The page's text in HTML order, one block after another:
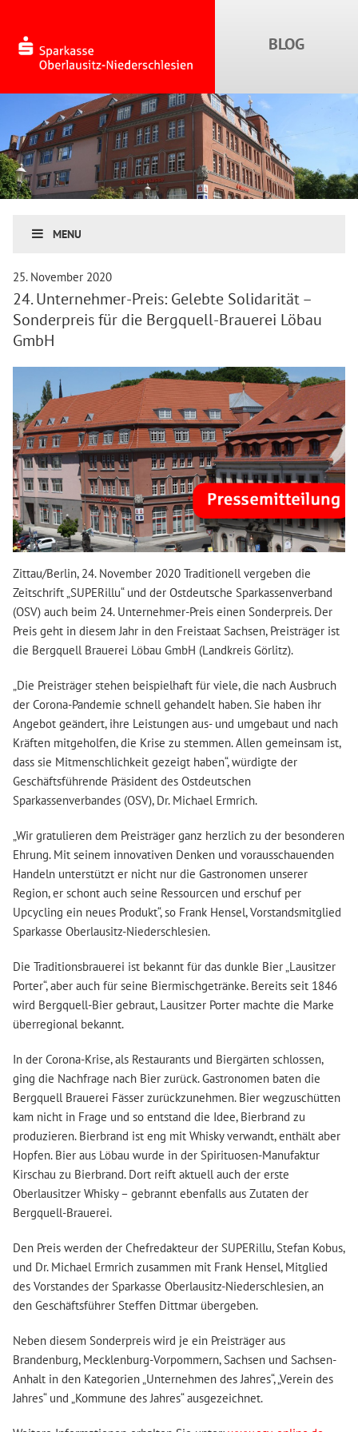
MENU
25. November 2020
24. Unternehmer-Preis: Gelebte Solidarität –
Sonderpreis für die Bergquell-Brauerei Löbau
GmbH
Zittau/Berlin, 24. November 2020 Traditionell vergeben die
Zeitschrift „SUPERillu“ und der Ostdeutsche Sparkassenverband
(OSV) auch beim 24. Unternehmer-Preis einen Sonderpreis. Der
Preis geht in diesem Jahr in den Freistaat Sachsen, Preisträger ist
die Bergquell Brauerei Löbau GmbH (Landkreis Görlitz).
„Die Preisträger stehen beispielhaft für viele, die nach Ausbruch
der Corona-Pandemie schnell gehandelt haben. Sie haben ihr
Angebot geändert, ihre Leistungen aus- und umgebaut und nach
Kräften mitgeholfen, die Krise zu stemmen. Allen gemeinsam ist,
dass sie Mitmenschlichkeit gezeigt haben“, würdigte der
Geschäftsführende Präsident des Ostdeutschen
Sparkassenverbandes (OSV), Dr. Michael Ermrich.
„Wir gratulieren dem Preisträger ganz herzlich zu der besonderen
Ehrung. Mit seinem innovativen Denken und vorausschauenden
Handeln unterstützt er nicht nur die Gastronomen unserer
Region, er schont auch seine Ressourcen und erschuf per
Upcycling ein neues Produkt“, so Frank Hensel, Vorstandsmitglied
Sparkasse Oberlausitz-Niederschlesien.
Die Traditionsbrauerei ist bekannt für das dunkle Bier „Lausitzer
Porter“, aber auch für seine Biermischgetränke. Bereits seit 1846
wird Bergquell-Bier gebraut, Lausitzer Porter machte die Marke
überregional bekannt.
In der Corona-Krise, als Restaurants und Biergärten schlossen,
ging die Nachfrage nach Bier zurück. Gastronomen baten die
Bergquell Brauerei Fässer zurückzunehmen. Bier wegzuschütten
kam nicht in Frage und so entstand die Idee, Bierbrand zu
produzieren. Bierbrand ist eng mit Whisky verwandt, enthält aber
Hopfen. Bier aus Löbau wurde in der Spirituosen-Manufaktur
Kirschau zu Bierbrand. Dort reift aktuell auch der erste
Oberlausitzer Whisky – gebrannt ebenfalls aus Zutaten der
Bergquell-Brauerei.
Den Preis werden der Chefredakteur der SUPERillu, Stefan Kobus,
und Dr. Michael Ermrich zusammen mit Frank Hensel, Mitglied
des Vorstandes der Sparkasse Oberlausitz-Niederschlesien, an
den Geschäftsführer Steffen Dittmar übergeben.
Neben diesem Sonderpreis wird je ein Preisträger aus
Brandenburg, Mecklenburg-Vorpommern, Sachsen und Sachsen-
Anhalt in den Kategorien „Unternehmen des Jahres“, „Verein des
Jahres“ und „Kommune des Jahres“ ausgezeichnet.